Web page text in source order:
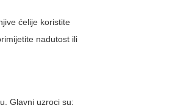
ćelije koristite
nadutost ili
Glavni uzroci su: